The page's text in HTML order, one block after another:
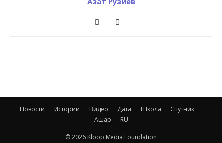
Новости Истории Видео Дата Школа
Спутник
Ашар
RU
© 2026 Kloop Media Foundation